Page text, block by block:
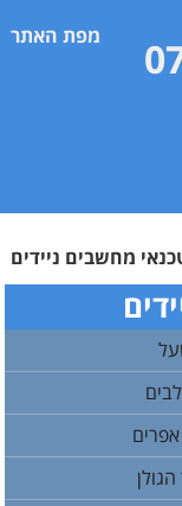
מפת האתר
-
מחשבים ניידים